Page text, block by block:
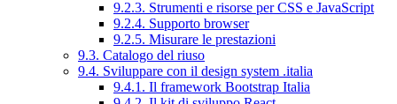
9.2.3. Strumenti e risorse per CSS e JavaScript
9.2.4. Supporto browser
9.2.5. Misurare le prestazioni
9.3. Catalogo del riuso
9.4. Sviluppare con il design system .italia
9.4.1. Il framework Bootstrap Italia